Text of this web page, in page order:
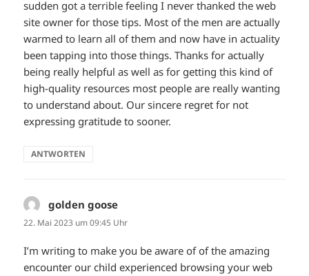
sudden got a terrible feeling I never thanked the web
site owner for those tips. Most of the men are actually
warmed to learn all of them and now have in actuality
been tapping into those things. Thanks for actually
being really helpful as well as for getting this kind of
high-quality resources most people are really wanting
to understand about. Our sincere regret for not
expressing gratitude to sooner.
ANTWORTEN
golden goose
22. Mai 2023 um 09:45 Uhr
I’m writing to make you be aware of of the amazing
encounter our child experienced browsing your web